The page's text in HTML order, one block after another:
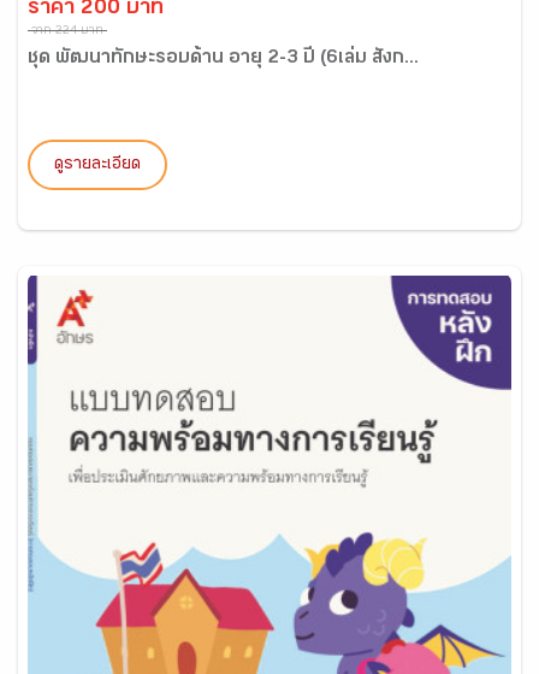
ราคา 200 บาท
จาก 224 บาท
ชุด พัฒนาทักษะรอบด้าน อายุ 2-3 ปี (6เล่ม สังก...
ดูรายละเอียด